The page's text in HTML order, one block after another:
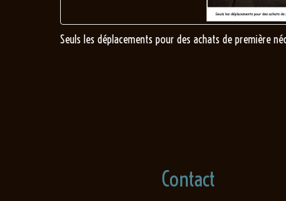
Seuls les déplacements pour des achats de première
Contact